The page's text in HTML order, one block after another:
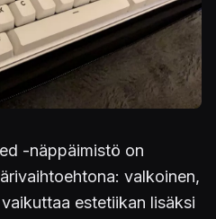
-näppäimistö on
valkoinen,
estetiikan lisäksi